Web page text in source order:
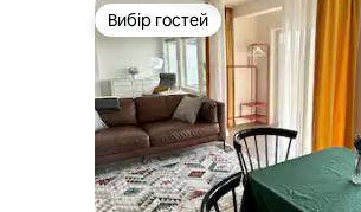
Вибір гостей
Вибір гостей